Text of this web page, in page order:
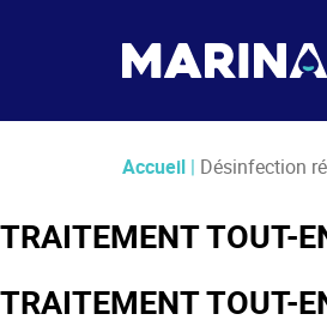
Accueil | Désinfection
TRAITEMENT TOUT-
TRAITEMENT TOUT-